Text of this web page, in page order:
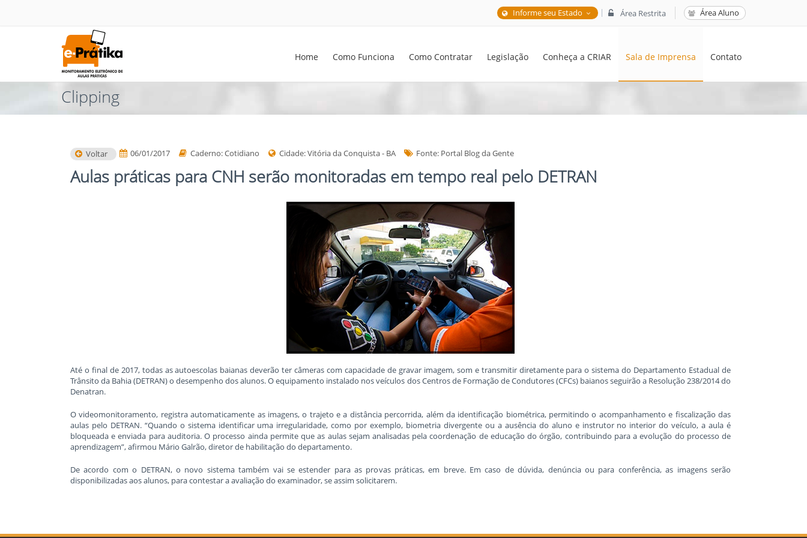
Informe seu Estado | Área Restrita Área Aluno
Home Como Funciona Como Contratar Legislação Conheça a CRIAR Sala de Imprensa Contato
Clipping
Voltar 06/01/2017 Caderno: Cotidiano Cidade: Vitória da Conquista - BA Fonte: Portal Blog da Gente
Aulas práticas para CNH serão monitoradas em tempo real pelo DETRAN
Até o final de 2017, todas as autoescolas baianas deverão ter câmeras com capacidade de gravar imagem, som e transmitir diretamente para o sistema do Departamento Estadual de
Trânsito da Bahia (DETRAN) o desempenho dos alunos. O equipamento instalado nos veículos dos Centros de Formação de Condutores (CFCs) baianos seguirão a Resolução 238/2014 do
Denatran.
O videomonitoramento, registra automaticamente as imagens, o trajeto e a distância percorrida, além da identificação biométrica, permitindo o acompanhamento e fiscalização das
aulas pelo DETRAN. “Quando o sistema identificar uma irregularidade, como por exemplo, biometria divergente ou a ausência do aluno e instrutor no interior do veículo, a aula é
bloqueada e enviada para auditoria. O processo ainda permite que as aulas sejam analisadas pela coordenação de educação do órgão, contribuindo para a evolução do processo de
aprendizagem”, afirmou Mário Galrão, diretor de habilitação do departamento.
De acordo com o DETRAN, o novo sistema também vai se estender para as provas práticas, em breve. Em caso de dúvida, denúncia ou para conferência, as imagens serão
disponibilizadas aos alunos, para contestar a avaliação do examinador, se assim solicitarem.